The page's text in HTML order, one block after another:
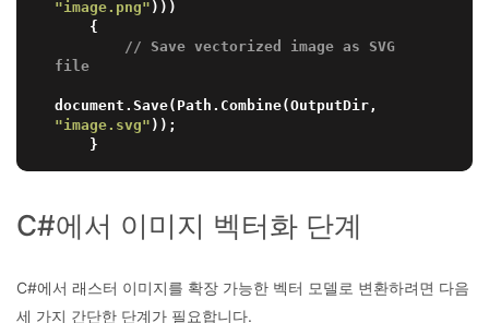
"image.png" )))
// Save vectorized image as SVG
file
"image.svg" ));
C#에서 이미지 벡터화 단계
C#에서 래스터 이미지를 확장 가능한 벡터 모델로 변환하려면 다음
세 가지 간단한 단계가 필요합니다.